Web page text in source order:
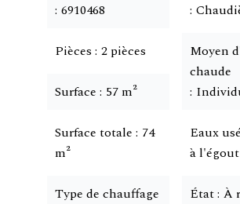
6910468
Pièces 2 pièces
Surface 57 m²
Surface totale 74
m²
Type de chauffage
Moyen
chaude
Eaux
à l'égout
État À